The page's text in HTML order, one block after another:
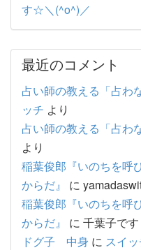
す☆＼(^o^)／
最近のコメント
占い師の教える「占わ
ッチ より
占い師の教える「占わ
より
稲葉俊郎『いのちを
からだ』
に
稲葉俊郎『いのちを
からだ』
に 千葉子です
ドグ子 中身 に スイ